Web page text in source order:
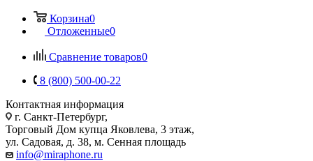
Корзина0
Отложенные0
Сравнение товаров0
8 (800) 500-00-22
Контактная информация
г. Санкт-Петербург,
Торговый Дом купца Яковлева, 3 этаж,
ул. Садовая, д. 38, м. Сенная площадь
info@miraphone.ru